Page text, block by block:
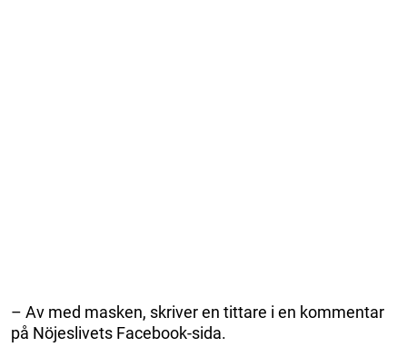
– Av med masken, skriver en tittare i en kommentar
på Nöjeslivets Facebook-sida.